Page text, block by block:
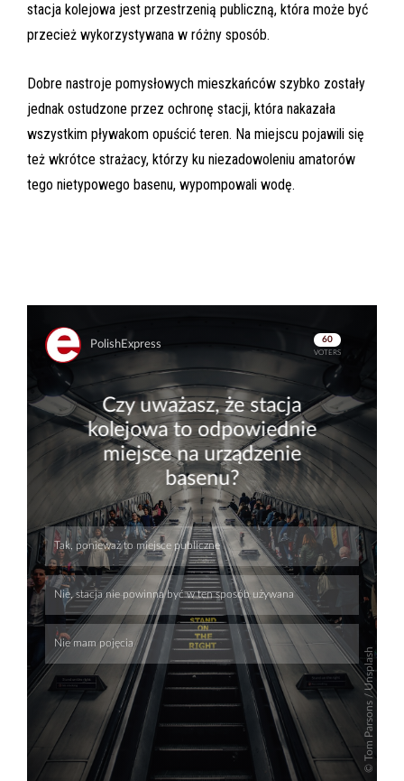
stacja kolejowa jest przestrzenią publiczną, która może być
przecież wykorzystywana w różny sposób.
Dobre nastroje pomysłowych mieszkańców szybko zostały
jednak ostudzone przez ochronę stacji, która nakazała
wszystkim pływakom opuścić teren. Na miejscu pojawili się
też wkrótce strażacy, którzy ku niezadowoleniu amatorów
tego nietypowego basenu, wypompowali wodę.
Skip
Skip